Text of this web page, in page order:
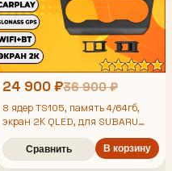
24 900 ₽36 900 ₽
8 ядер TS105, память 4/64гб,
экран 2К QLED, для SUBARU
FORESTER (2013-2015) / XV,
Android магнитола
Сравнить В корзину